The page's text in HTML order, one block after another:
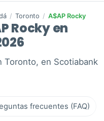
/ Toronto / A$AP Rocky
Rocky en
Toronto, en Scotiabank
frecuentes (FAQ)